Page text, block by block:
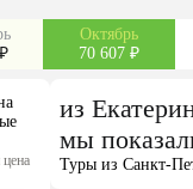
Октябрь
70 607 ₽
из
мы
Туры из Санкт-